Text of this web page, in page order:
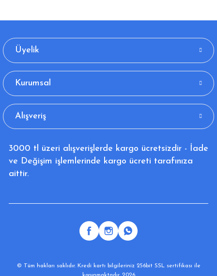
Üyelik
Kurumsal
Alışveriş
3000 tl üzeri alışverişlerde kargo ücretsizdir - İade
ve Değişim işlemlerinde kargo ücreti tarafınıza
aittir.
© Tüm hakları saklıdır. Kredi kartı bilgileriniz 256bit SSL sertifikası ile